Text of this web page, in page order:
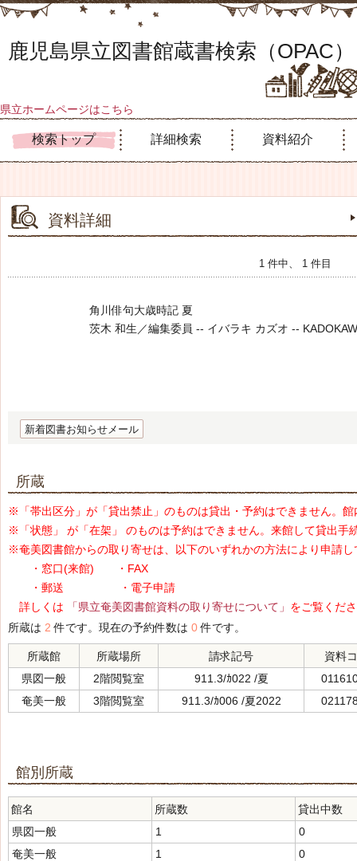
鹿児島県立図書館蔵書検索（OPAC）
県立ホームページはこちら
検索トップ 詳細検索 資料紹介
資料詳細
1 件中、 1 件目
角川俳句大歳時記 夏
茨木 和生／編集委員 -- イバラキ カズオ --
新着図書お知らせメール
所蔵
※「帯出区分」が「貸出禁止」のものは貸出・予約はできません。
※「状態」 が「在架」 のものは予約はできません。来館して貸出手
※奄美図書館からの取り寄せは、以下のいずれかの方法により申請し
・窓口(来館) ・FAX
・郵送 ・電子申請
詳しくは
「県立奄美図書館資料の取り寄せについて」 をご覧くだ
所蔵は 2 件です。現在の予約件数は 0件です。
所蔵館 所蔵場所 請求記号
資料
県図一般
2階閲覧室 911.3/ｶ022 /夏
奄美一般
3階閲覧室 911.3/ｶ006 /夏2022
館別所蔵
館名 所蔵数
貸出中数
県図一般
1
0
奄美一般
1 0